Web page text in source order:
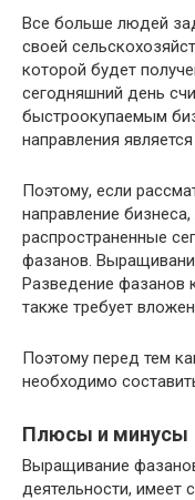
Все больше людей
своей
которой будет
сегодняшний день
быстроокупаемым
направления
Поэтому, если
направление
распространенные
фазанов.
Разведение фазанов
также требует
Поэтому перед тем
необходимо
Плюсы и минусы
Выращивание
деятельности, имеет